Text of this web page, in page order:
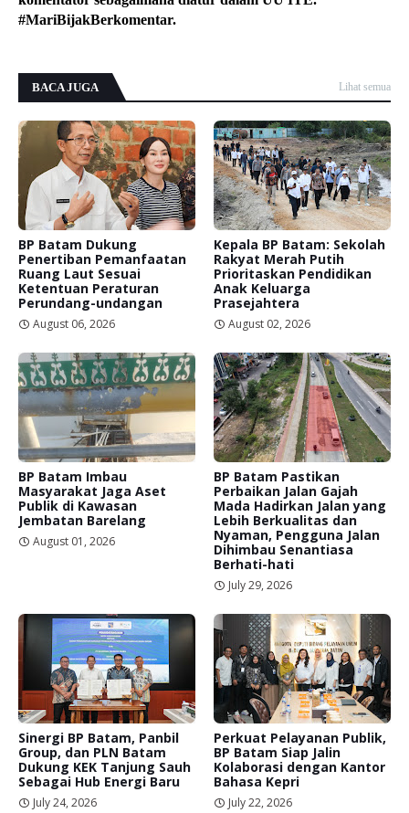
#MariBijakBerkomentar.
BACA JUGA Lihat semua
BP Batam Dukung
Penertiban Pemanfaatan
Ruang Laut Sesuai
Ketentuan Peraturan
Perundang-undangan
August 06, 2026
Kepala BP Batam: Sekolah
Rakyat Merah Putih
Prioritaskan Pendidikan
Anak Keluarga
Prasejahtera
August 02, 2026
BP Batam Imbau
Masyarakat Jaga Aset
Publik di Kawasan
Jembatan Barelang
August 01, 2026
BP Batam Pastikan
Perbaikan Jalan Gajah
Mada Hadirkan Jalan yang
Lebih Berkualitas dan
Nyaman, Pengguna Jalan
Dihimbau Senantiasa
Berhati-hati
July 29, 2026
Sinergi BP Batam, Panbil
Group, dan PLN Batam
Dukung KEK Tanjung Sauh
Sebagai Hub Energi Baru
July 24, 2026
Perkuat Pelayanan Publik,
BP Batam Siap Jalin
Kolaborasi dengan Kantor
Bahasa Kepri
July 22, 2026